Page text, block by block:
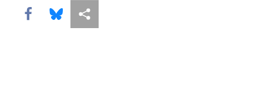
Share this via Facebook
Share this via Bluesky
Share this via Partagez